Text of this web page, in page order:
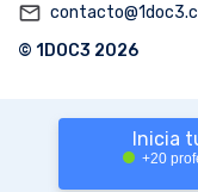
Inicia
+20
mail_outline
© 1DOC3 2026